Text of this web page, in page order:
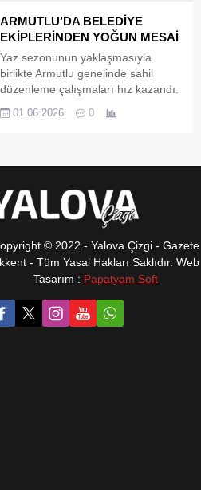
ARMUTLU’DA BELEDİYE
EKİPLERİNDEN YOĞUN MESAİ
Yaz sezonunun yaklaşmasıyla
birlikte Armutlu genelinde sahil
düzenleme çalışmaları hız kazandı.
sahillerini yaz aylarına hazırlamak
aralıksız sürdürüyor. Özellikle yaz
sahil bantlarında yürütülen
çalışmalar kapsamında çevre
temizliği, atık toplama, peyzaj
düzenlemeleri ve genel bakım
faaliyetleri...
01.06.2026 0
© 2022 - Yalova Çizgi - Gazete
- Tüm Yasal Hakları Saklıdır. Web
Tasarım : Papatyam Soft